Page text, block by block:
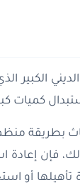
الكبير
كميات
بطريقة
فإن إعادة
تأهيلها أو